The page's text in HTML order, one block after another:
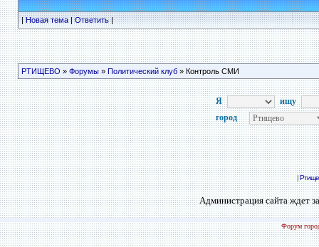
|Новая тема|Ответить|
РТИЩЕВО » Форумы» Политический клуб» Контроль СМИ
Я
ищу
город
|
Администрация сайта ждет
Форум